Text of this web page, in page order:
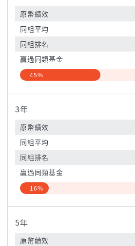
原幣績效
同組平均
同組排名
贏過同類基金
45%
3年
原幣績效
同組平均
同組排名
贏過同類基金
16%
5年
原幣績效